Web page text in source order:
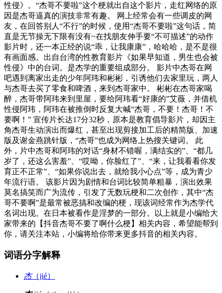
性侵》。“杰哥不要啦”这个梗就出自这个影片，走红网络的原
因是杰哥逼真的演技非常有趣。 网上经常会有一些调皮的网
友，在回答别人“不行”的时候，使用“杰哥不要啦”这句话，简
直是无节操无下限有没有~在找朋友伸手要“不可描述”的动作
影片时，还一本正经的说“乖，让我康康”，哈哈哈，是不是很
有画面感。出自台湾的性教育影片《如果早知道，男生也会被
性侵》中的台词。是杰学的重要组成部分。 影片中杰哥在网
吧遇到离家出走的少年阿玮和彬彬，引诱他们去家里玩，两人
与杰哥去买了零食和啤酒，来到杰哥家中。 彬彬在杰哥家喝
醉，杰哥带阿玮来到里屋，要给阿玮看“好康的”艾薇，并借机
性侵阿玮，阿玮在被推倒时反复大喊“杰哥，不要！杰哥！不
要啊！” 宣传片长达17分32秒，原本是教育倡导影片，却因主
角杰哥生动演出而爆红，甚至出现剪接加工后的精简版、加速
版及谢金燕跳针版，“杰哥”也成为网络上热搜关键词。 此
外，片中杰哥和阿玮的对话“身材不错喔，满结实的”、“都几
岁了，还这么害羞”、“哎呦，你脸红了”、“来，让我看看你发
育正不正常”、“如果你说出去，就给我小心点”等，成为青少
年流行语。 该影片因为剧情和台词比较简单粗暴，演出效果
莫名搞笑而广为流传，引发了无数玩梗和二次创作，其中“杰
哥不要啊”是最常被恶搞和改编的梗，现该词经常作为杰学代
名词出现。在日本被看作是淫梦的一部分。以上就是小编给大
家带来的【抖音杰哥不要了啊什么梗】相关内容，希望能帮到
你，请关注本站，小编将给你带来更多抖音的相关内容。
词语分字解释
杰（jié）